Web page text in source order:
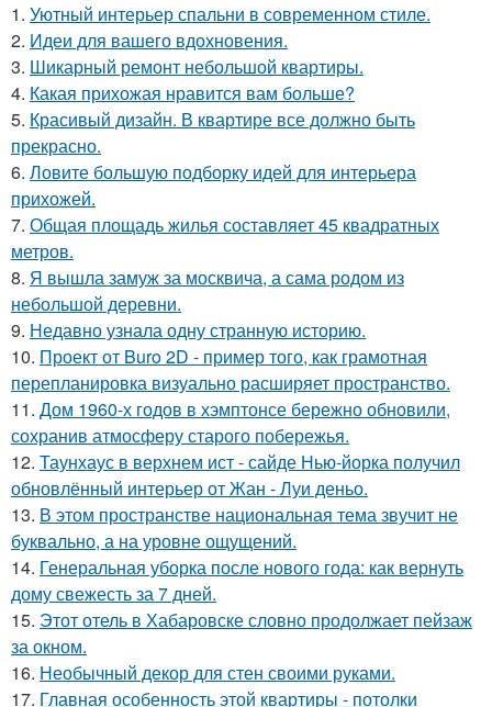
1. Уютный интерьер спальни в современном стиле.
2. Идеи для вашего вдохновения.
3. Шикарный ремонт небольшой квартиры.
4. Какая прихожая нравится вам больше?
5. Красивый дизайн. В квартире все должно быть
прекрасно.
6. Ловите большую подборку идей для интерьера
прихожей.
7. Общая площадь жилья составляет 45 квадратных
метров.
8. Я вышла замуж за москвича, а сама родом из
небольшой деревни.
9. Недавно узнала одну странную историю.
10. Проект от Buro 2D - пример того, как грамотная
перепланировка визуально расширяет пространство.
11. Дом 1960-х годов в хэмптонсе бережно обновили,
сохранив атмосферу старого побережья.
12. Таунхаус в верхнем ист - сайде Нью-йорка получил
обновлённый интерьер от Жан - Луи деньо.
13. В этом пространстве национальная тема звучит не
буквально, а на уровне ощущений.
14. Генеральная уборка после нового года: как вернуть
дому свежесть за 7 дней.
15. Этот отель в Хабаровске словно продолжает пейзаж
за окном.
16. Необычный декор для стен своими руками.
17. Главная особенность этой квартиры - потолки